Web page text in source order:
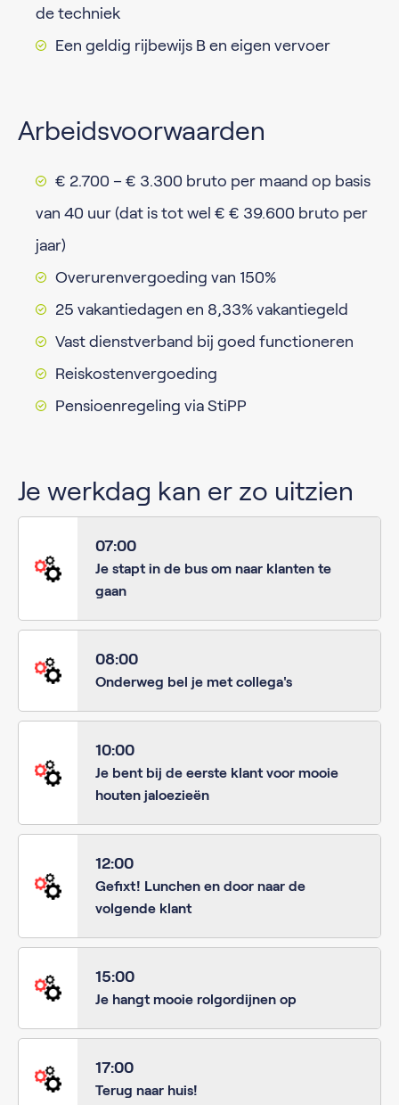
de techniek
Een geldig rijbewijs B en eigen vervoer
Arbeidsvoorwaarden
€ 2.700 – € 3.300 bruto per maand op basis
van 40 uur (dat is tot wel € € 39.600 bruto per
jaar)
Overurenvergoeding van 150%
25 vakantiedagen en 8,33% vakantiegeld
Vast dienstverband bij goed functioneren
Reiskostenvergoeding
Pensioenregeling via StiPP
Je werkdag kan er zo uitzien
07:00
Je stapt in de bus om naar klanten te
gaan
08:00
Onderweg bel je met collega's
10:00
Je bent bij de eerste klant voor mooie
houten jaloezieën
12:00
Gefixt! Lunchen en door naar de
volgende klant
15:00
Je hangt mooie rolgordijnen op
17:00
Terug naar huis!